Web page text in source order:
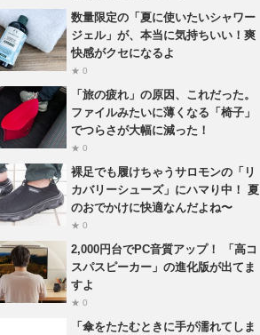
数量限定の「夏に使いたいシャワー
ジェル」が、本当に気持ちいい！爽
快感がクセになるよ
★ 0
「旅の疲れ」の原因、これだった。
ファイルみたいに薄くなる「椅子」
でつらさが大幅に減った！
★ 0
裸足でも履けちゃうサロモンの「リ
カバリーシューズ」にハマり中！ 夏
のおでかけに快適なんだよね〜
★ 0
2,000円台でPC音質アップ！ 「高コ
スパスピーカー」の進化版が出てま
すよ
★ 0
「傘をたたむときに手が濡れてしま